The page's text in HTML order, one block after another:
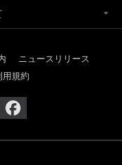
ニュースリリース
用規約